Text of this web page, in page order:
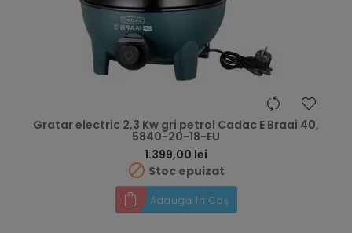
Gratar electric 2,3 Kw gri petrol Cadac E Braai 40,
5840-20-18-EU
1.399,00 lei
 Stoc epuizat
Adaugă în Coș